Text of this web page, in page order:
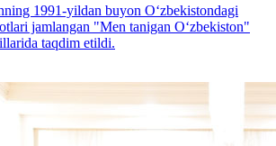
1991-yildan buyon O‘zbekistondagi
jamlangan "Men tanigan O‘zbekiston"
taqdim etildi.